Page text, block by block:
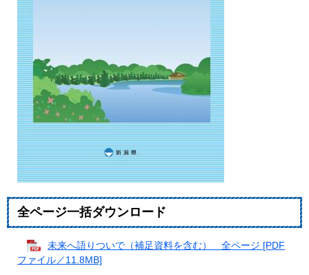
全ページ一括ダウンロード
未来へ語りついで（補足資料を含む） 全ページ [PDF
ファイル／11.8MB]